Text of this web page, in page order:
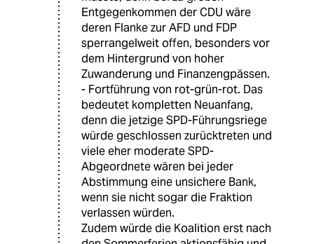
Entgegenkommen der CDU wäre
deren Flanke zur AFD und FDP
sperrangelweit offen, besonders vor
dem Hintergrund von hoher
Zuwanderung und Finanzengpässen.
- Fortführung von rot-grün-rot. Das
bedeutet kompletten Neuanfang,
denn die jetzige SPD-Führungsriege
würde geschlossen zurücktreten und
viele eher moderate SPD-
Abgeordnete wären bei jeder
Abstimmung eine unsichere Bank,
wenn sie nicht sogar die Fraktion
verlassen würden.
Zudem würde die Koalition erst nach